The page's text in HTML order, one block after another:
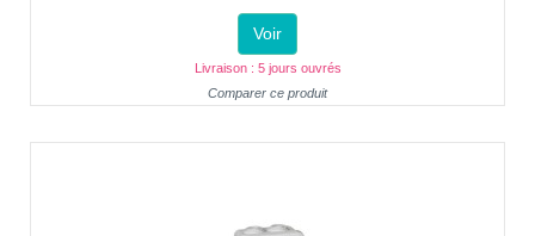
Voir
Livraison : 5 jours ouvrés
Comparer ce produit